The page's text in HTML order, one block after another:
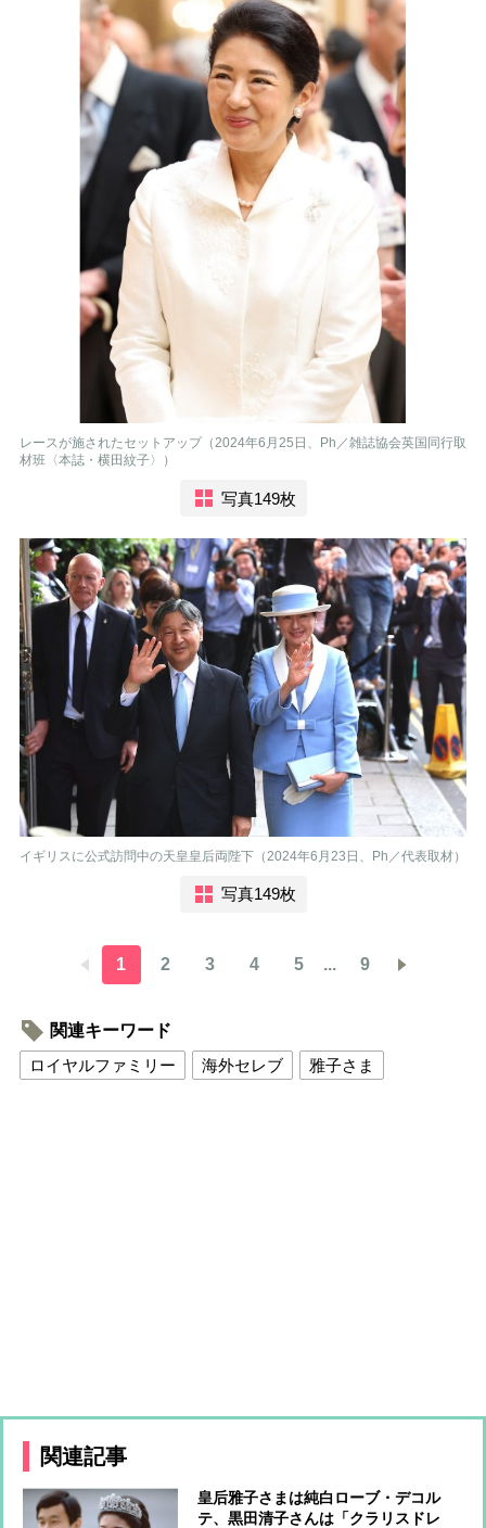
レースが施されたセットアップ（2024年6月25日、Ph／雑誌協会英国同行取
材班〈本誌・横田紋子〉）
写真149枚
イギリスに公式訪問中の天皇皇后両陛下（2024年6月23日、Ph／代表取材）
写真149枚
1 2 3 4 5 ... 9
関連キーワード
ロイヤルファミリー
海外セレブ 雅子さま
関連記事
皇后雅子さまは純白ローブ・デコル
テ、黒田清子さんは「クラリスドレ